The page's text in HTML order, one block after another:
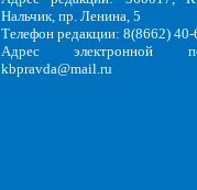
Нальчик, пр. Ленина, 5
Телефон редакции: 8(8662)
Адрес электронной
kbpravda@mail.ru